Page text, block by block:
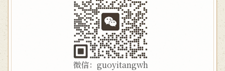
微信：guoyitangwh